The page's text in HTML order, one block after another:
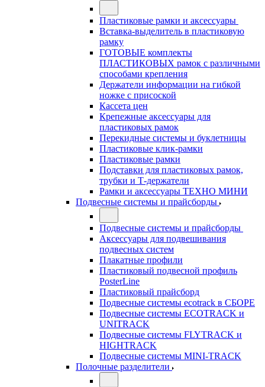
Пластиковые рамки и аксессуары
Вставка-выделитель в пластиковую
рамку
ГОТОВЫЕ комплекты
ПЛАСТИКОВЫХ рамок с различными
способами крепления
Держатели информации на гибкой
ножке с присоской
Кассета цен
Крепежные аксессуары для
пластиковых рамок
Перекидные системы и буклетницы
Пластиковые клик-рамки
Пластиковые рамки
Подставки для пластиковых рамок,
трубки и Т-держатели
Рамки и аксессуары ТЕХНО МИНИ
Подвесные системы и прайсборды
Подвесные системы и прайсборды
Аксессуары для подвешивания
подвесных систем
Плакатные профили
Пластиковый подвесной профиль
PosterLine
Пластиковый прайсборд
Подвесные системы ecotrack в СБОРЕ
Подвесные системы ECOTRACK и
UNITRACK
Подвесные системы FLYTRACK и
HIGHTRACK
Подвесные системы MINI-TRACK
Полочные разделители